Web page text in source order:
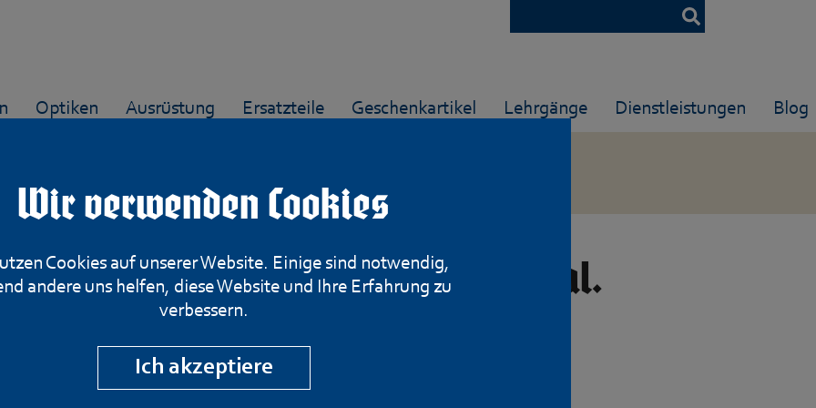
Wir verwenden Cookies
Cookies auf unserer Website. Einige sind notwendig,
andere uns helfen, diese Website und Ihre Erfahrung zu
verbessern.
Ich akzeptiere
Optiken Ausrüstung Ersatzteile Geschenkartikel Lehrgänge Dienstleistungen Blog
Magazin für MAB Mod. C Kal.
7,65mm Browning
Artikelnummer: MAG-0019